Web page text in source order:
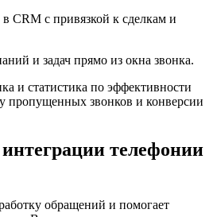
CRM с привязкой к сделкам и
и задач прямо из окна звонка.
и статистика по эффективности
пропущенных звонков и конверсии
телефонии
обращений и помогает